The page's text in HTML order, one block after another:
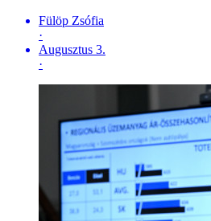
Fülöp Zsófia
·
Augusztus 3.
·